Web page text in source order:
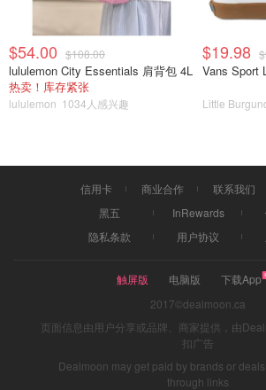
心要从中东抽身进到印太地区，超发货
还带来了一个副产品就是贫富差距加大。
$54.00 $108.00
lululemon City Essentials 肩背包 4L
热卖！库存紧张
lululemon 1034人感兴趣
$19.98
Vans Sport
信用卡 商业合作 联系我们
黑五
InRewards
隐私条款
用户协议
触屏版 电脑版
下载App
2017©dealmoon.ca
页面信息由用户分享或品牌、商家提供，由
扣广告
Dealmoon may get paid by brands or
through links